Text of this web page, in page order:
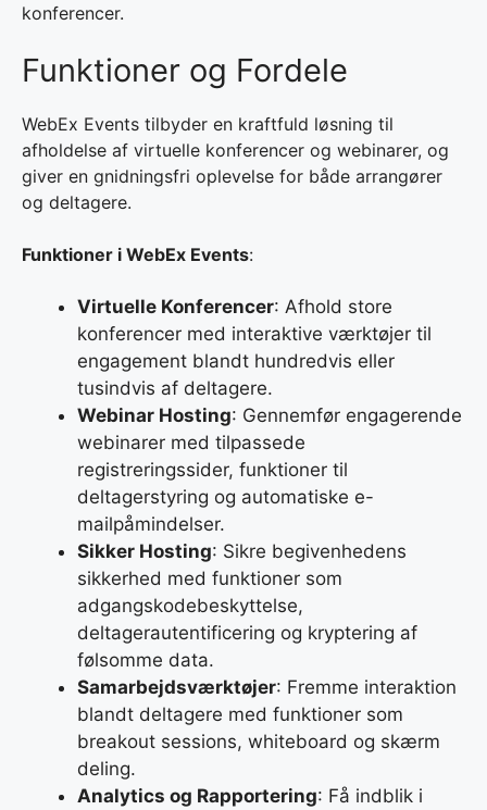
konferencer.
Funktioner og Fordele
WebEx Events tilbyder en kraftfuld løsning til
afholdelse af virtuelle konferencer og webinarer, og
giver en gnidningsfri oplevelse for både arrangører
og deltagere.
Funktioner i WebEx Events:
Virtuelle Konferencer: Afhold store
konferencer med interaktive værktøjer til
engagement blandt hundredvis eller
tusindvis af deltagere.
Webinar Hosting: Gennemfør engagerende
webinarer med tilpassede
registreringssider, funktioner til
deltagerstyring og automatiske e-
mailpåmindelser.
Sikker Hosting: Sikre begivenhedens
sikkerhed med funktioner som
adgangskodebeskyttelse,
deltagerautentificering og kryptering af
følsomme data.
Samarbejdsværktøjer: Fremme interaktion
blandt deltagere med funktioner som
breakout sessions, whiteboard og skærm
deling.
Analytics og Rapportering: Få indblik i